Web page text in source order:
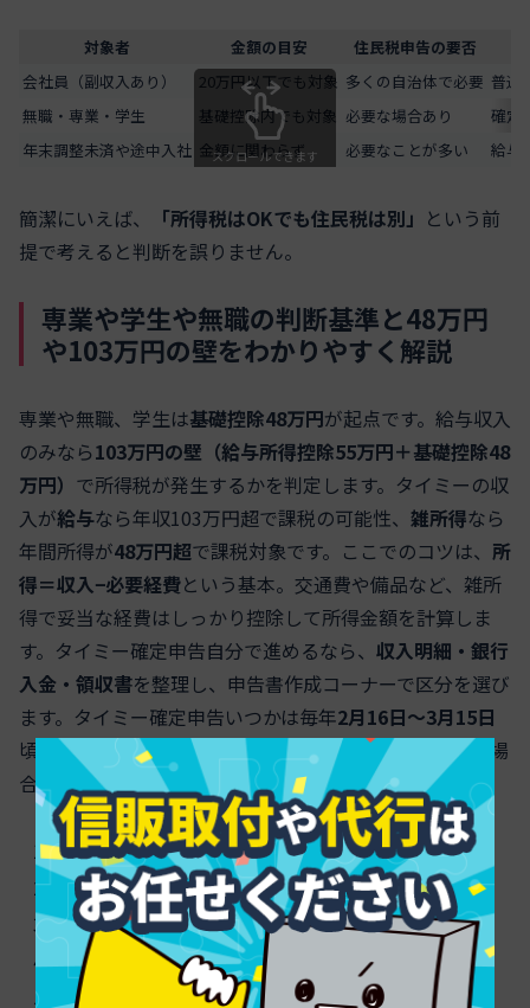
対象者 金額の目安
住民税申告の要否
会社員（副収入あり）
20万円以下でも対象 多くの自治体で必要 普通
無職・専業・学生
基礎控除内でも対象 必要な場合あり
確定
年末調整未済や途中入社 金額に関わらず 必要なことが多い 給与
スクロールできます
簡潔にいえば、 「所得税はOKでも住民税は別」 という前
提で考えると判断を誤りません。
専業や学生や無職の判断基準と48万円
や103万円の壁をわかりやすく解説
専業や無職、学生は基礎控除48万円が起点です。給与収入
のみなら103万円の壁（給与所得控除55万円＋基礎控除48
万円） で所得税が発生するかを判定します。タイミーの収
入が給与なら年収103万円超で課税の可能性、 雑所得なら
年間所得が48万円超で課税対象です。ここでのコツは、 所
得＝収入−必要経費という基本。交通費や備品など、雑所
得で妥当な経費はしっかり控除して所得金額を計算しま
す。タイミー確定申告自分で進めるなら、 収入明細・銀行
入金・領収書を整理し、申告書作成コーナーで区分を選び
ます。タイミー確定申告いつかは毎年2月16日〜3月15日
頃が一般的な期限です。タイミー確定申告大変と感じる場
合は、記帳アプリ連携で手間を下げられます。
区分を確認（給与か雑所得か）
所得計算（収入−必要経費）
基準値で判定（48万円／103万円）
住民税も確認（申告要否と納付方法）
提出・納付
（期限内に完了）